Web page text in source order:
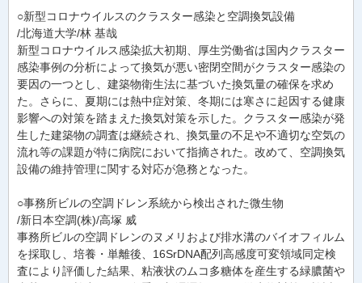
○新型コロナウイルスのクラスター感染と空調換気設備
/北海道大学/林 基哉
新型コロナウイルス感染拡大初期、厚生労働省は国内クラスター
感染事例の分析によって換気が悪い密閉空間がクラスター感染の
要因の一つとし、建築物衛生法に基づいた換気量の確保を求め
た。さらに、夏期には熱中症対策、冬期には寒さに起因する健康
影響への対策を踏まえた換気対策を示した。クラスター感染が発
生した建築物の調査は継続され、換気量の不足や不適切な空気の
流れ等の課題が特に病院において指摘された。改めて、空調換気
設備の維持管理に関する対応が急務となった。
○事務所ビルの空調ドレン系統から検出された微生物
/新日本空調(株)/高塚 威
事務所ビルの空調ドレンのヌメリおよび排水溝のバイオフィルム
を採取し、培養・単離後、16SrDNA配列高感度可変領域同定検
査により評価した結果、粘液状のムコ多糖体を産生する緑膿菌や